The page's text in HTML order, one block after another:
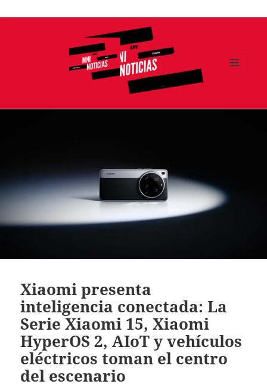
Ir
Xiaomi presenta
inteligencia conectada: La
Serie Xiaomi 15, Xiaomi
HyperOS 2, AIoT y vehículos
eléctricos toman el centro
del escenario